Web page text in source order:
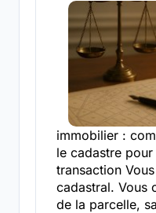
immobilier :
le cadastre
transaction
cadastral. Vous
de la parcelle,